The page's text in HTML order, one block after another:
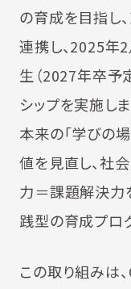
の育成を目指し
連携し、2025年
生（2027年卒予
シップを実施しま
本来の「学びの
値を見直し、社
力＝課題解決力
践型の育成プロ
この取り組みは